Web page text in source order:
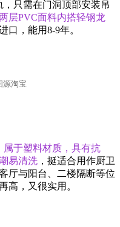
，只需在门洞顶部安装吊
层PVC面料内搭轻钢龙
口，能用8-9年。
源淘宝
于塑料材质，具有抗
易清洗 ，挺适合用作厨卫
厅与阳台、二楼隔断等位
高，又很实用。